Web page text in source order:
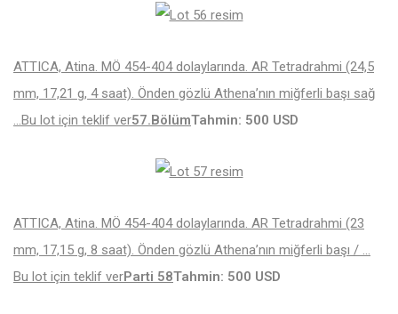
ATTICA, Atina. MÖ 454-404 dolaylarında. AR Tetradrahmi (24,5
mm, 17,21 g, 4 saat). Önden gözlü Athena’nın miğferli başı sağ
Bu lot için teklif ver57.BölümTahmin: 500 USD
ATTICA, Atina. MÖ 454-404 dolaylarında. AR Tetradrahmi (23
mm, 17,15 g, 8 saat). Önden gözlü Athena’nın miğferli başı / …
Bu lot için teklif verParti 58Tahmin: 500 USD